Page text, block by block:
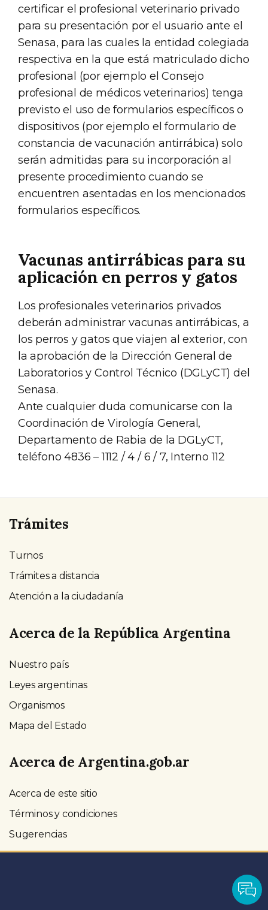
certificar el profesional veterinario privado
para su presentación por el usuario ante el
Senasa, para las cuales la entidad colegiada
respectiva en la que está matriculado dicho
profesional (por ejemplo el Consejo
profesional de médicos veterinarios) tenga
previsto el uso de formularios específicos o
dispositivos (por ejemplo el formulario de
constancia de vacunación antirrábica) solo
serán admitidas para su incorporación al
presente procedimiento cuando se
encuentren asentadas en los mencionados
formularios específicos.
Vacunas antirrábicas para su
aplicación en perros y gatos
Los profesionales veterinarios privados
deberán administrar vacunas antirrábicas, a
los perros y gatos que viajen al exterior, con
la aprobación de la Dirección General de
Laboratorios y Control Técnico (DGLyCT) del
Senasa.
Ante cualquier duda comunicarse con la
Coordinación de Virología General,
Departamento de Rabia de la DGLyCT,
teléfono 4836 – 1112 / 4 / 6 / 7, Interno 112
Trámites
Turnos
Trámites a distancia
Atención a la ciudadanía
Acerca de la República Argentina
Nuestro país
Leyes argentinas
Organismos
Mapa del Estado
Acerca de Argentina.gob.ar
Acerca de este sitio
Términos y condiciones
Sugerencias